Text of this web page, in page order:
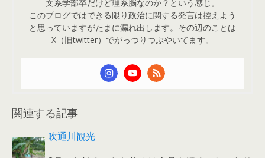
文系学部卒だけど理系脳なのか？という感じ。
このブログではできる限り政治に関する発言は控えよう
と思っていますがたまに漏れ出します。その辺のことは
X（旧twitter）でがっつりつぶやいてます。
関連する記事
吹通川観光